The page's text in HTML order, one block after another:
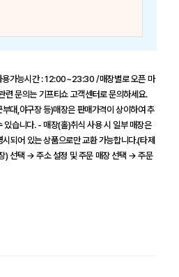
용가능시간 : 12:00~23:30 /매장별로 오픈 마
련 문의는 기프티쇼 고객센터로 문의하세요.
,야구장 등)매장은 판매가격이 상이하여 추
있습니다. - 매장(홀)취식 사용 시 일부 매장은
되어 있는 상품으로만 교환 가능합니다.(타제
) 선택 → 주소 설정 및 주문 매장 선택 → 주문